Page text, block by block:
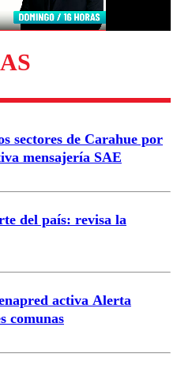
Enviar comentario
sectores de Carahue por
mensajería SAE
del país: revisa la
activa Alerta
comunas